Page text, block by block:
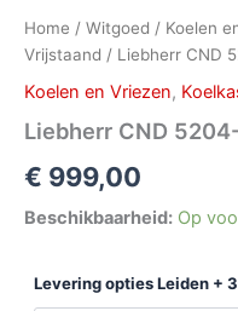
Home / Witgoed / Koelen
Vrijstaand / Liebherr CND
Koelen en Vriezen,
Liebherr CND
€ 999,00
Beschikbaarheid: Op
Levering opties Leiden +